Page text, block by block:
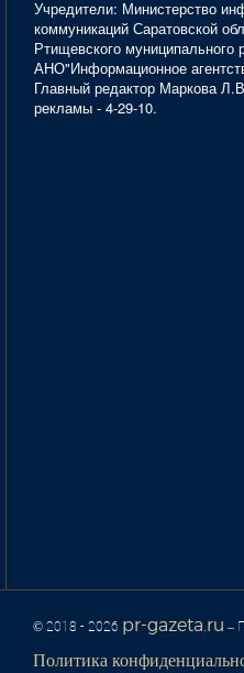
Учредители: Министерство
коммуникаций Саратовской
Ртищевского муниципального
АНО"Информационное
Главный редактор Маркова
рекламы - 4-29-10.
© 2018 - 2026 pr-gazeta.ru –
Политика